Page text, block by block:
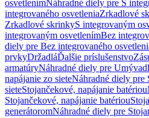
osvetlenímNáhradné diely pre S
integrovaného osvetleniaZrkadlové
Zrkadlové skrinkyS integrovaným
integrovaným osvetlenímBez
diely pre Bez integrovaného
prvkyDržadláĎalšie príslušenstvo
armatúryNáhradné diely pre
napájanie zo sieteNáhradné diely pre
sieteStojančekové, napájanie batériou
Stojančekové, napájanie batériou
generátoromNáhradné diely pre